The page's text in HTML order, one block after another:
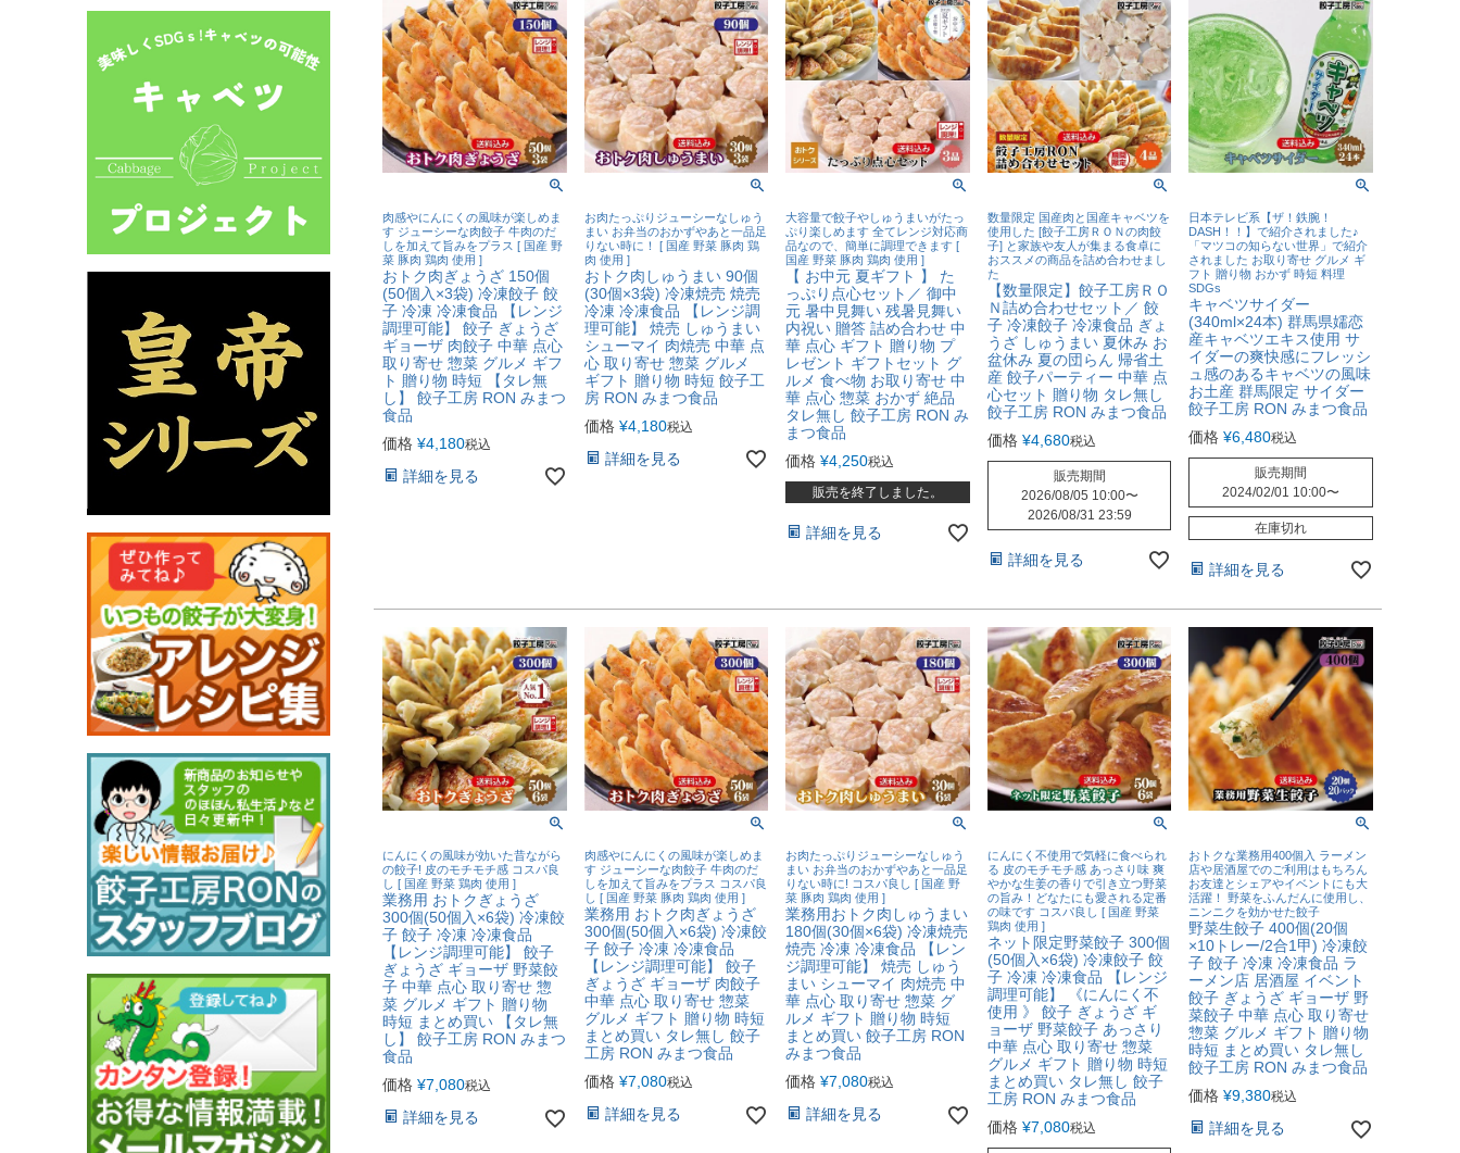
肉感やにんにくの風味が楽しめま
す ジューシーな肉餃子 牛肉のだ
しを加えて旨みをプラス [ 国産 野
菜 豚肉 鶏肉 使用 ]
おトク肉ぎょうざ 150個
(50個入×3袋) 冷凍餃子 餃
子 冷凍 冷凍食品 【レンジ
調理可能】 餃子 ぎょうざ
ギョーザ 肉餃子 中華 点心
取り寄せ 惣菜 グルメ ギフ
ト 贈り物 時短 【タレ無
し】 餃子工房 RON みまつ
食品
価格 ¥4,180税込
詳細を見る
お肉たっぷりジューシーなしゅう
まい お弁当のおかずやあと一品足
りない時に！ [ 国産 野菜 豚肉 鶏
肉 使用 ]
おトク肉しゅうまい 90個
(30個×3袋) 冷凍焼売 焼売
冷凍 冷凍食品 【レンジ調
理可能】 焼売 しゅうまい
シューマイ 肉焼売 中華 点
心 取り寄せ 惣菜 グルメ
ギフト 贈り物 時短 餃子工
房 RON みまつ食品
価格 ¥4,180税込
詳細を見る
大容量で餃子やしゅうまいがたっ
ぷり楽しめます 全てレンジ対応商
品なので、簡単に調理できます [
国産 野菜 豚肉 鶏肉 使用 ]
【 お中元 夏ギフト 】 た
っぷり点心セット／ 御中
元 暑中見舞い 残暑見舞い
内祝い 贈答 詰め合わせ 中
華 点心 ギフト 贈り物 プ
レゼント ギフトセット グ
ルメ 食べ物 お取り寄せ 中
華 点心 惣菜 おかず 絶品
タレ無し 餃子工房 RON み
まつ食品
価格 ¥4,250税込
販売を終了しました。
詳細を見る
数量限定 国産肉と国産キャベツを
使用した [餃子工房ＲＯＮの肉餃
子] と家族や友人が集まる食卓に
おススメの商品を詰め合わせまし
た
【数量限定】餃子工房ＲＯ
Ｎ詰め合わせセット／ 餃
子 冷凍餃子 冷凍食品 ぎょ
うざ しゅうまい 夏休み お
盆休み 夏の団らん 帰省土
産 餃子パーティー 中華 点
心セット 贈り物 タレ無し
餃子工房 RON みまつ食品
価格 ¥4,680税込
販売期間
2026/08/05 10:00〜
2026/08/31 23:59
詳細を見る
日本テレビ系【ザ！鉄腕！
DASH！！】で紹介されました♪
「マツコの知らない世界」で紹介
されました お取り寄せ グルメ ギ
フト 贈り物 おかず 時短 料理
SDGs
キャベツサイダー
(340ml×24本) 群馬県嬬恋
産キャベツエキス使用 サ
イダーの爽快感にフレッシ
ュ感のあるキャベツの風味
お土産 群馬限定 サイダー
餃子工房 RON みまつ食品
価格 ¥6,480税込
販売期間
2024/02/01 10:00〜
在庫切れ
詳細を見る
にんにくの風味が効いた昔ながら
の餃子! 皮のモチモチ感 コスパ良
し [ 国産 野菜 鶏肉 使用 ]
業務用 おトクぎょうざ
300個(50個入×6袋) 冷凍餃
子 餃子 冷凍 冷凍食品
【レンジ調理可能】 餃子
ぎょうざ ギョーザ 野菜餃
子 中華 点心 取り寄せ 惣
菜 グルメ ギフト 贈り物
時短 まとめ買い 【タレ無
し】 餃子工房 RON みまつ
食品
価格 ¥7,080税込
詳細を見る
肉感やにんにくの風味が楽しめま
す ジューシーな肉餃子 牛肉のだ
しを加えて旨みをプラス コスパ良
し [ 国産 野菜 豚肉 鶏肉 使用 ]
業務用 おトク肉ぎょうざ
300個(50個入×6袋) 冷凍餃
子 餃子 冷凍 冷凍食品
【レンジ調理可能】 餃子
ぎょうざ ギョーザ 肉餃子
中華 点心 取り寄せ 惣菜
グルメ ギフト 贈り物 時短
まとめ買い タレ無し 餃子
工房 RON みまつ食品
価格 ¥7,080税込
詳細を見る
お肉たっぷりジューシーなしゅう
まい お弁当のおかずやあと一品足
りない時に! コスパ良し [ 国産 野
菜 豚肉 鶏肉 使用 ]
業務用おトク肉しゅうまい
180個(30個×6袋) 冷凍焼売
焼売 冷凍 冷凍食品 【レン
ジ調理可能】 焼売 しゅう
まい シューマイ 肉焼売 中
華 点心 取り寄せ 惣菜 グ
ルメ ギフト 贈り物 時短
まとめ買い 餃子工房 RON
みまつ食品
価格 ¥7,080税込
詳細を見る
にんにく不使用で気軽に食べられ
る 皮のモチモチ感 あっさり味 爽
やかな生姜の香りで引き立つ野菜
の旨み！どなたにも愛される定番
の味です コスパ良し [ 国産 野菜
鶏肉 使用 ]
ネット限定野菜餃子 300個
(50個入×6袋) 冷凍餃子 餃
子 冷凍 冷凍食品 【レンジ
調理可能】 《にんにく不
使用 》 餃子 ぎょうざ ギ
ョーザ 野菜餃子 あっさり
中華 点心 取り寄せ 惣菜
グルメ ギフト 贈り物 時短
まとめ買い タレ無し 餃子
工房 RON みまつ食品
価格 ¥7,080税込
おトクな業務用400個入 ラーメン
店や居酒屋でのご利用はもちろん
お友達とシェアやイベントにも大
活躍！ 野菜をふんだんに使用し、
ニンニクを効かせた餃子
野菜生餃子 400個(20個
×10トレー/2合1甲) 冷凍餃
子 餃子 冷凍 冷凍食品 ラ
ーメン店 居酒屋 イベント
餃子 ぎょうざ ギョーザ 野
菜餃子 中華 点心 取り寄せ
惣菜 グルメ ギフト 贈り物
時短 まとめ買い タレ無し
餃子工房 RON みまつ食品
価格 ¥9,380税込
詳細を見る